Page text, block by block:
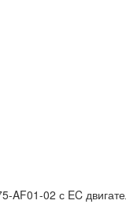
AF01-02 с EC